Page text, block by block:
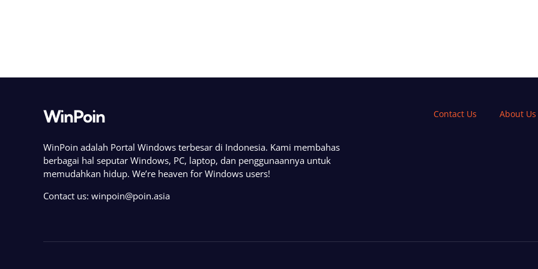
WinPoin
WinPoin adalah Portal Windows terbesar di Indonesia. Kami membahas
berbagai hal seputar Windows, PC, laptop, dan penggunaannya untuk
memudahkan hidup. We’re heaven for Windows users!
Contact us: winpoin@poin.asia
Contact Us About Us